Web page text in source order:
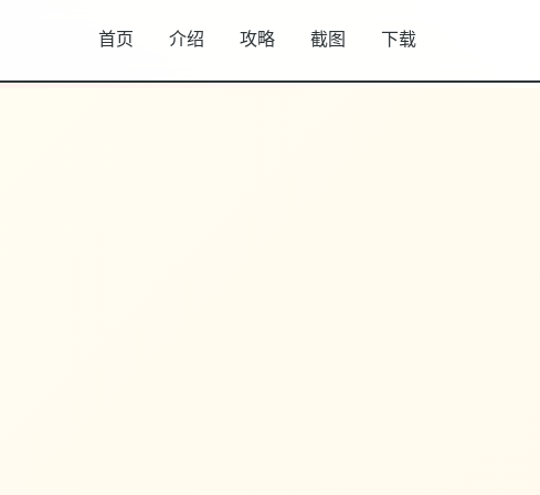
首页 介绍 攻略 截图 下载